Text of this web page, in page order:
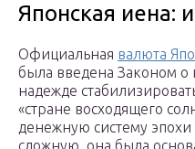
Японская иена:
Официальная валюта
была введена Законом о
надежде
«стране восходящего
денежную систему эпохи
сложную, она была